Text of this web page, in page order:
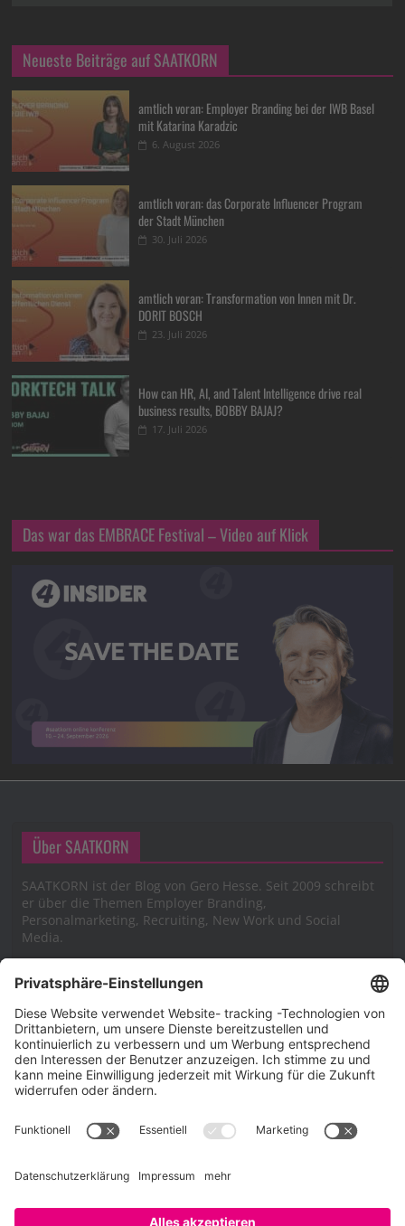
Neueste Beiträge auf SAATKORN
amtlich voran: Employer Branding bei der IWB Basel
mit Katarina Karadzic
6. August 2026
amtlich voran: das Corporate Influencer Program
der Stadt München
30. Juli 2026
amtlich voran: Transformation von Innen mit Dr.
DORIT BOSCH
23. Juli 2026
How can HR, AI, and Talent Intelligence drive real
business results, BOBBY BAJAJ?
17. Juli 2026
Das war das EMBRACE Festival – Video auf Klick
Über SAATKORN
SAATKORN ist der Blog von Gero Hesse. Seit 2009 schreibt
er über die Themen Employer Branding,
Personalmarketing, Recruiting, New Work und Social
Media.
Impressum
Impressum
Cookie-Richtlinie (EU)